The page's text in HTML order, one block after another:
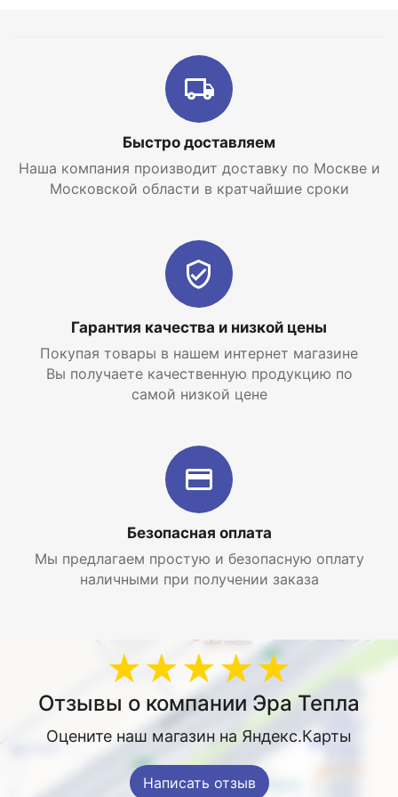
EraTepla.ruпредлагает
скважинный насос Джилекс Водомет 55/50 А
самой низкой цене с доставкой по Москве и
Московской области.
Быстро доставляем
Наша компания производит доставку по Москве и
Московской области в кратчайшие сроки
Гарантия качества и низкой цены
Покупая товары в нашем интернет магазине
Вы получаете качественную продукцию по
самой низкой цене
Безопасная оплата
Мы предлагаем простую и безопасную оплату
наличными при получении заказа
★★★★★
Отзывы о компании Эра Тепла
Оцените наш магазин на Яндекс.Карты
Написать отзыв